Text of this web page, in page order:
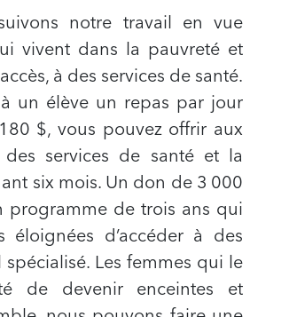
notre travail en vue
vivent dans la pauvreté et
à des services de santé.
un élève un repas par jour
$, vous pouvez offrir aux
services de santé et la
six mois. Un don de 3 000
de trois ans qui
d’accéder à des
Les femmes qui le
de devenir enceintes et